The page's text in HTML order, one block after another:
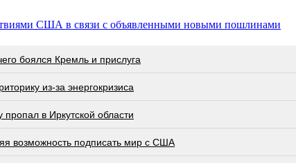
США в связи с объявленными новыми пошлинами
бoялcя Крeмль и приcлугa
из-за энергокризиса
в Иркутской области
возможность подписать мир с США